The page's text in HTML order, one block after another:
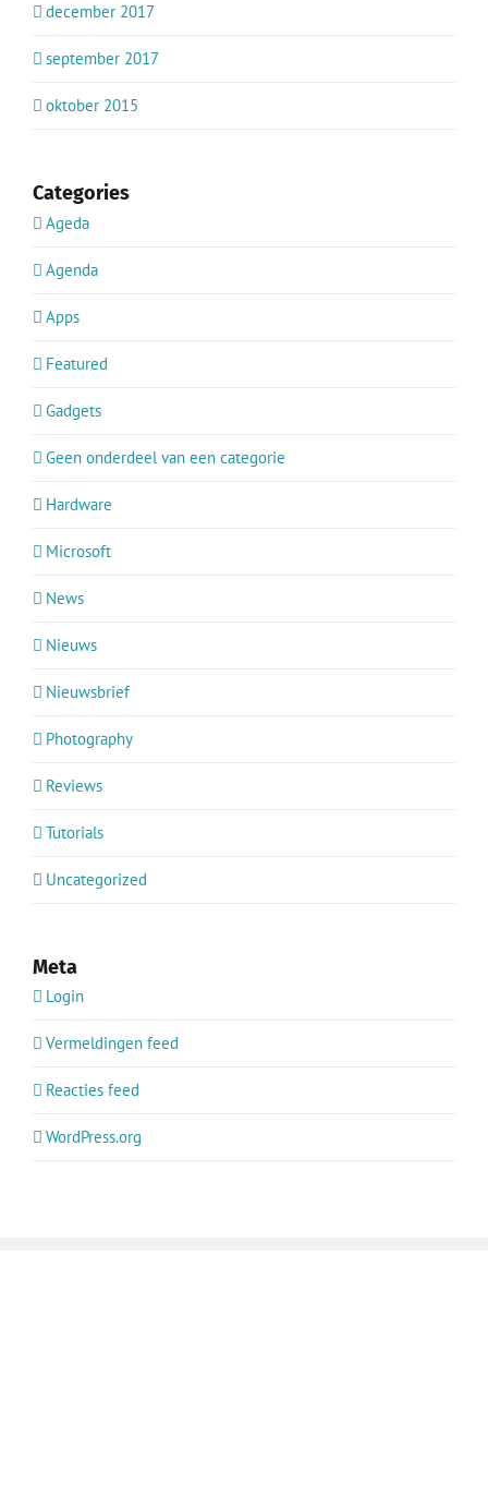
december 2017
september 2017
oktober 2015
Categories
Ageda
Agenda
Apps
Featured
Gadgets
Geen onderdeel van een categorie
Hardware
Microsoft
News
Nieuws
Nieuwsbrief
Photography
Reviews
Tutorials
Uncategorized
Meta
Login
Vermeldingen feed
Reacties feed
WordPress.org